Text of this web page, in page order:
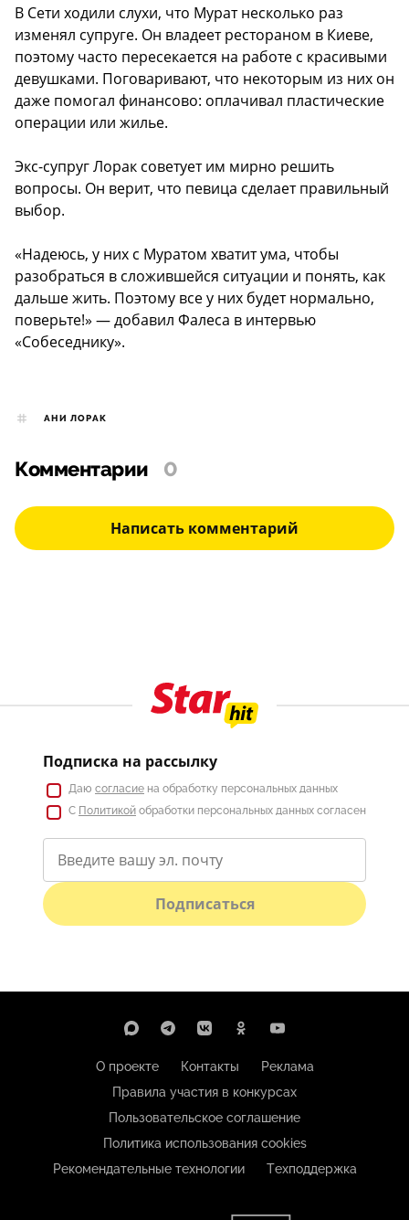
В Сети ходили слухи, что Мурат несколько раз
изменял супруге. Он владеет рестораном в Киеве,
поэтому часто пересекается на работе с красивыми
девушками. Поговаривают, что некоторым из них он
даже помогал финансово: оплачивал пластические
операции или жилье.
Экс-супруг Лорак советует им мирно решить
вопросы. Он верит, что певица сделает правильный
выбор.
«Надеюсь, у них с Муратом хватит ума, чтобы
разобраться в сложившейся ситуации и понять, как
дальше жить. Поэтому все у них будет нормально,
поверьте!» — добавил Фалеса в интервью
«Собеседнику».
АНИ ЛОРАК
Комментарии 0
Написать комментарий
Подписка на рассылку
Даю согласие на обработку персональных данных
С Политикой обработки персональных данных согласен
Подписаться
О проекте Контакты
Реклама
Правила участия в конкурсах
Пользовательское соглашение
Политика использования cookies
Рекомендательные технологии
Техподдержка